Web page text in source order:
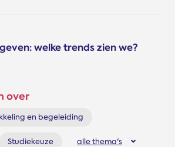
welke trends zien we?
over
en begeleiding
Studiekeuze alle thema's